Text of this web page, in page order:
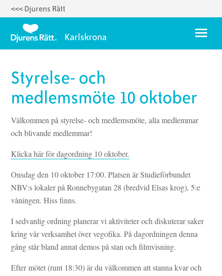
Hoppa
huvudinnehåll
<<< Djurens Rätt
Karlskrona Meny
Styrelse 2025
Temadagar
Karlskrona Vegoguide
Styrelse- och
medlemsmöte 10 oktober
Välkommen på styrelse- och medlemsmöte, alla medlemmar
och blivande medlemmar!
Klicka här för dagordning 10 oktober.
Onsdag den 10 oktober 17:00. Platsen är Studieförbundet
NBV:s lokaler på Ronnebygatan 28 (bredvid Elsas krog), 5:e
våningen. Hiss finns.
I sedvanlig ordning planerar vi aktiviteter och diskuterar saker
kring vår verksamhet över vegofika. På dagordningen denna
gång står bland annat demos på stan och filmvisning.
Efter mötet (runt 18:30) är du välkommen att stanna kvar och